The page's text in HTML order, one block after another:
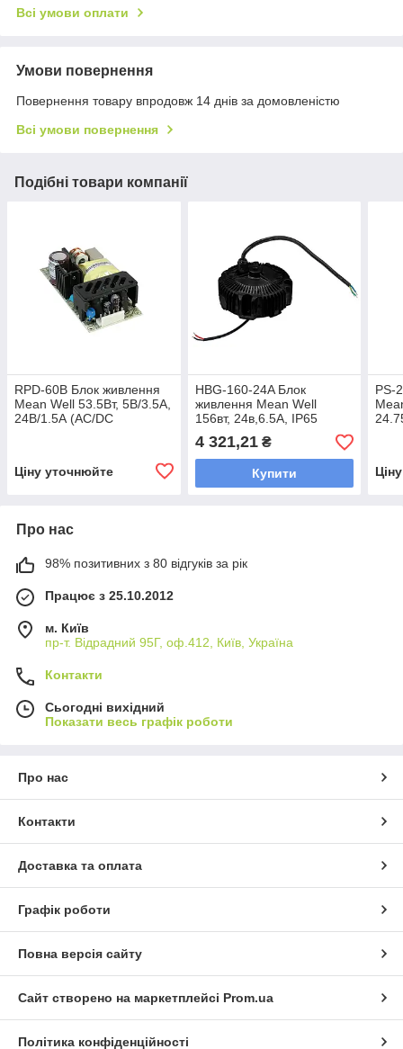
Всі умови оплати
Умови повернення
Повернення товару впродовж 14 днів за домовленістю
Всі умови повернення
Подібні товари компанії
RPD-60B Блок живлення
Mean Well 53.5Вт, 5В/3.5A,
24В/1.5А (AC/DC
Ціну уточнюйте
HBG-160-24A Блок
живлення Mean Well
156вт, 24в,6.5А, ІР65
4 321,21₴
Купити
PS-
Про нас
98% позитивних з 80 відгуків за рік
Працює з 25.10.2012
м. Київ
пр-т. Відрадний 95Г, оф.412, Київ, Україна
Контакти
Сьогодні вихідний
Показати весь графік роботи
Про нас
Контакти
Доставка та оплата
Графік роботи
Повна версія сайту
Сайт створено на маркетплейсі Prom.ua
Політика конфіденційності